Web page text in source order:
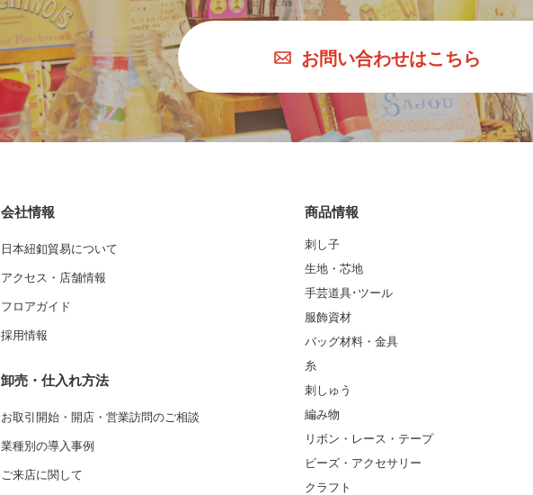
お問い合わせはこちら
会社情報
日本紐釦貿易について
アクセス・店舗情報
フロアガイド
採用情報
卸売・仕入れ方法
お取引開始・開店・営業訪問のご相談
業種別の導入事例
ご来店に関して
商品情報
刺し子
生地・芯地
手芸道具･ツール
服飾資材
バッグ材料・金具
糸
刺しゅう
編み物
リボン・レース・テープ
ビーズ・アクセサリー
クラフト